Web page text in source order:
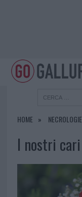
HOME NECROLOGIE
I nostri cari